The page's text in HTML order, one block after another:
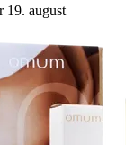
19. august